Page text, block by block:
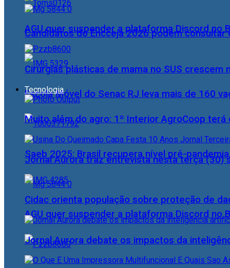
Candidatos do Encceja 2026 podem consultar
Escola Móvel do Senac RJ leva mais de 160
Saeb 2025: Brasil recupera nível pré-
AGU quer suspender a plataforma Discord no
AGU quer suspender a plataforma Discord no
Cirurgias plásticas de mama no SUS crescem
Tecnologia
Muito além do agro: 1º Interior AgroCoop
Jornal Aurora traz entrevista nesta terça (30)
Cidac orienta população sobre proteção de
Jornal Aurora debate os impactos da